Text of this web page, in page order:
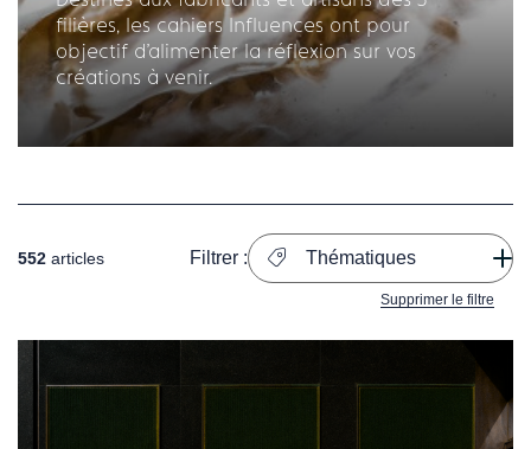
filières, les cahiers Influences ont pour
objectif d'alimenter la réflexion sur vos
créations à venir.
552 articles Filtrer : Thématiques
Supprimer le filtre